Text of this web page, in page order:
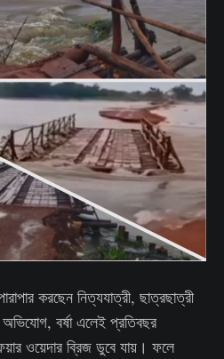
করছেন নিত্যযাত্রী, ছাত্রছাত্রী
বর্ষা এলেই প্রতিবছর
ওয়েদার ব্রিজ ডুবে যায়। ফলে